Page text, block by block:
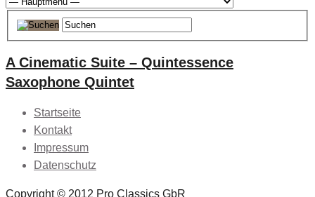
A Cinematic Suite – Quintessence
Saxophone Quintet
Startseite
Kontakt
Impressum
Datenschutz
Copyright © 2012 Pro Classics GbR